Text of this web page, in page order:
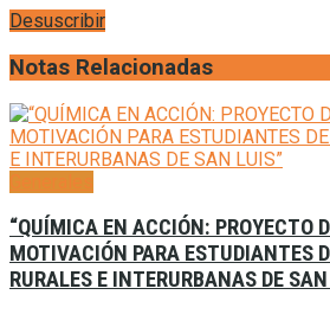
Desuscribir
Notas Relacionadas
“QUÍMICA EN ACCIÓN: PROYECTO
MOTIVACIÓN PARA ESTUDIANTES
RURALES E INTERURBANAS DE